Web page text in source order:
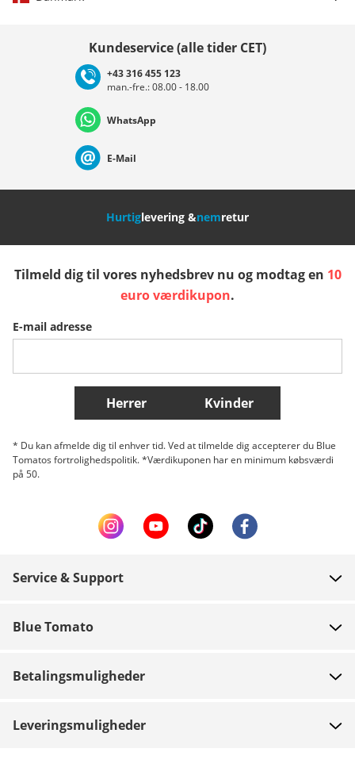
Deutschland Österreich
Nederland Italia (Italiano) Italien (Deutsch)
Slovenija
Belgique (Français) Danmark Norge
Flere lande
Kundeservice (alle tider CET)
+43 316 455 123
man.-fre.: 08.00 - 18.00
WhatsApp
E-Mail
Hurtiglevering &nemretur
Tilmeld dig til vores nyhedsbrev nu og modtag en 10
euro værdikupon.
E-mail adresse
Herrer Kvinder
* Du kan afmelde dig til enhver tid. Ved at tilmelde dig accepterer du Blue
Tomatos fortrolighedspolitik. *Værdikuponen har en minimum købsværdi
på 50.
Service & Support
Betaling
Retur
Blue Tomato
Betalingsmuligheder
Leveringsmuligheder